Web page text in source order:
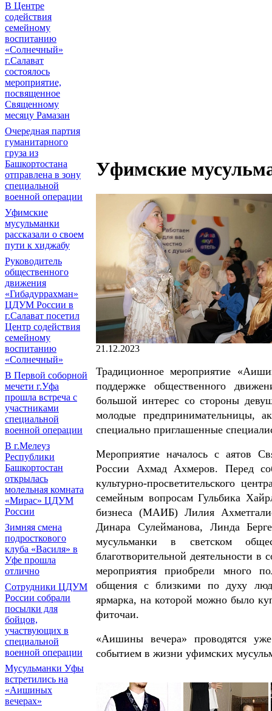
В Центре
содействия
семейному
воспитанию
«Солнечный»
г.Салават
состоялось
мероприятие,
посвященное
Священному
месяцу Рамазан
Очередная партия
гуманитарного
груза из
Башкортостана
отправлена в зону
специальной
военной операции
Уфимские
мусульманки
рассказали о своем
пути к хиджабу
Руководитель
общественного
движения
«Гибадуррахман»
ЦДУМ России в
г.Салават посетил
Центр содействия
семейному
воспитанию
«Солнечный»
В Первой соборной
мечети г.Уфа
прошла встреча с
участниками
специальной
военной операции
В г.Мелеуз
Республики
Башкортостан
открылась
молельная комната
«Мирас» ЦДУМ
России
Зимняя смена
подросткового
клуба «Василя» в
Уфе прошла
отлично
Сотрудники ЦДУМ
России собрали
посылки для
бойцов,
участвующих в
специальной
военной операции
Мусульманки Уфы
встретились на
«Аишиных
вечерах»
Уфимские
21.12.2023
Традиционное мероприятие
поддержке общественного
большой интерес со стороны
молодые предпринимательницы,
специально приглашенные
Мероприятие началось с аятов
России Ахмад Ахмеров. Перед
культурно-просветительского
семейным вопросам Гульбика
бизнеса (МАИБ) Лилия
Динара Сулейманова, Линда
мусульманки в светском
благотворительной деятельности
мероприятия приобрели много
общения с близкими по духу
ярмарка, на которой можно было
фиточаи.
«Аишины вечера» проводятся
событием в жизни уфимских